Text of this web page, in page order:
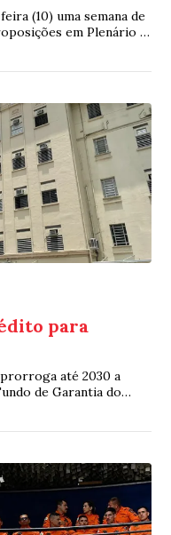
(10) uma semana de
em Plenário e
para
até 2030 a
de Garantia do